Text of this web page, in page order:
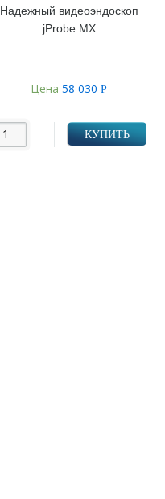
Надежный видеоэндоскоп
jProbe MX
Цена58 030Р
КУПИТЬ